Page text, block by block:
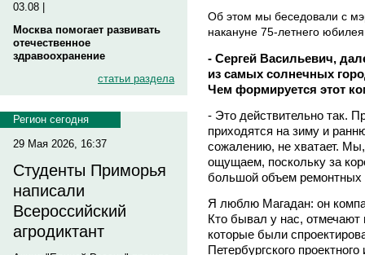
03.08 |
Москва помогает развивать
отечественное
здравоохранение
статьи раздела
Регион сегодня
29 Мая 2026, 16:37
Студенты Приморья
написали
Всероссийский
агродиктант
Об этом мы беседовали с
накануне 75-летнего
- Сергей Васильевич,
из самых солнечных
Чем формируется этот
- Это действительно так.
приходятся на зиму и
сожалению, не хватает.
ощущаем, поскольку за
большой объем ремонтных
Я люблю Магадан: он
Кто бывал у нас, отмечают
которые были
Петербургского